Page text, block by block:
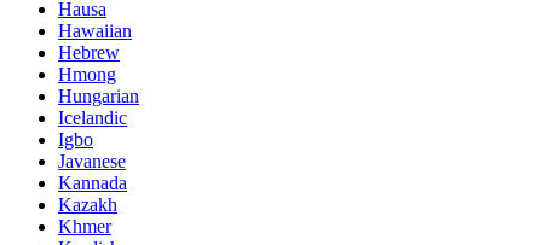
Hausa
Hawaiian
Hebrew
Hmong
Hungarian
Icelandic
Igbo
Javanese
Kannada
Kazakh
Khmer